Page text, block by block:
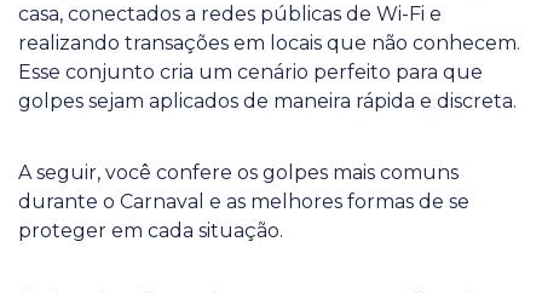
casa, conectados a redes públicas de Wi-Fi e
realizando transações em locais que não conhecem.
Esse conjunto cria um cenário perfeito para que
golpes sejam aplicados de maneira rápida e discreta.
A seguir, você confere os golpes mais comuns
durante o Carnaval e as melhores formas de se
proteger em cada situação.